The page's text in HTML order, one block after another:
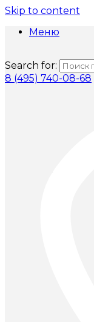
Skip to content
Меню
Search for:
8 (495) 740-08-68